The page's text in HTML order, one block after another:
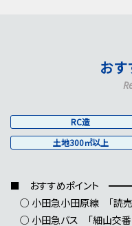
お
RC造
土地300㎡以上
■ おすすめポイント
○ 小田急小田原線 「読売
○ 小田急バス 「細山交番